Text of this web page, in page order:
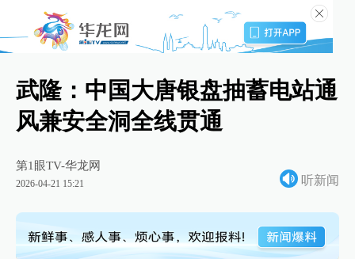
武隆：中国大唐银盘抽蓄电站通
风兼安全洞全线贯通
第1眼TV-华龙网
2026-04-21 15:21 听新闻